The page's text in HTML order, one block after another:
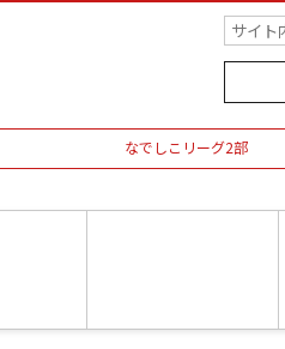
なでしこリーグ2部